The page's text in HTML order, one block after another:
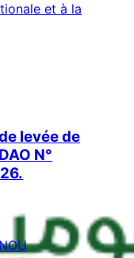
et à la
levée de
N°